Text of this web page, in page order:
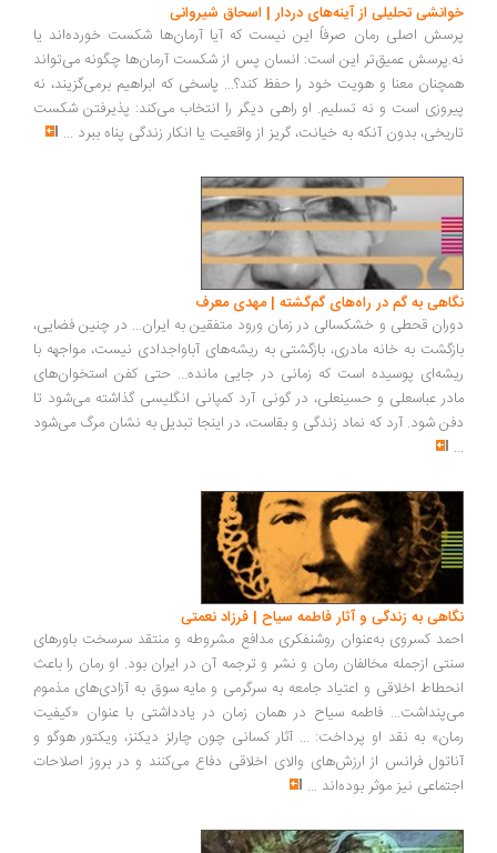
خوانشی تحلیلی از آینه‌های دردار | اسحاق شیروانی
پرسش اصلی رمان صرفاً این نیست که آیا آرمان‌ها شکست خورده‌اند یا
نه.پرسش عمیق‌تر این است: انسان پس از شکست آرمان‌ها چگونه می‌تواند
همچنان معنا و هویت خود را حفظ کند؟... پاسخی که ابراهیم برمی‌گزیند، نه
پیروزی است و نه تسلیم. او راهی دیگر را انتخاب می‌کند: پذیرفتن شکست
تاریخی، بدون آنکه به خیانت، گریز از واقعیت یا انکار زندگی پناه ببرد ...
نگاهی به گم در راه‌های گم‌گشته | مهدی معرف
دوران قحطی و خشکسالی در زمان ورود متفقین به ایران... در چنین فضایی،
بازگشت به خانه مادری، بازگشتی به ریشه‌های آباواجدادی نیست، مواجهه با
ریشه‌ای پوسیده‌ است که زمانی در جایی مانده... حتی کفن استخوان‌های
مادر عباسعلی و حسینعلی، در گونی آرد کمپانی انگلیسی گذاشته می‌شود تا
دفن شود. آرد که نماد زندگی و بقاست، در اینجا تبدیل به نشان مرگ می‌شود
...
نگاهی به زندگی و آثار فاطمه سیاح | فرزاد نعمتی
احمد کسروی به‌عنوان روشنفکری مدافع مشروطه و منتقد سرسخت باورهای
سنتی ازجمله مخالفان رمان و نشر و ترجمه آن در ایران بود. او رمان را باعث
انحطاط اخلاقی و اعتیاد جامعه به سرگرمی و مایه سوق به آزادی‌های مذموم
می‌پنداشت... فاطمه سیاح در همان زمان در یادداشتی با عنوان «کیفیت
رمان» به نقد او پرداخت: ... آثار کسانی چون چارلز دیکنز، ویکتور هوگو و
آناتول فرانس از ارزش‌های والای اخلاقی دفاع می‌کنند و در بروز اصلاحات
اجتماعی نیز موثر بوده‌اند ...